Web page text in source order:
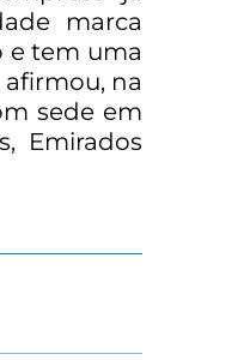
marca
e tem uma
na
sede em
Emirados